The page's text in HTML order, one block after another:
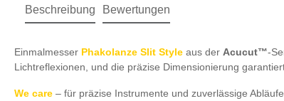
Beschreibung Bewertungen
Einmalmesser Phakolanze Slit Style aus der Acucut™-
Lichtreflexionen, und die präzise Dimensionierung
We care – für präzise Instrumente und zuverlässige